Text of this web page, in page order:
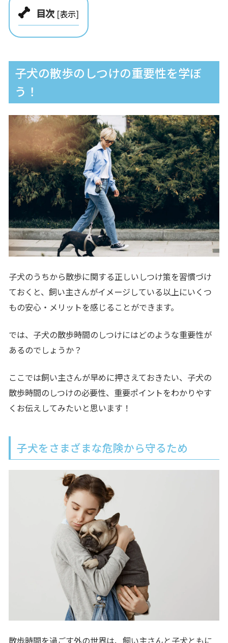
目次 [表示]
子犬の散歩のしつけの重要性を学ぼ
う！
子犬のうちから散歩に関する正しいしつけ策を習慣づけ
ておくと、飼い主さんがイメージしている以上にいくつ
もの安心・メリットを感じることができます。
では、子犬の散歩時間のしつけにはどのような重要性が
あるのでしょうか？
ここでは飼い主さんが早めに押さえておきたい、子犬の
散歩時間のしつけの必要性、重要ポイントをわかりやす
くお伝えしてみたいと思います！
子犬をさまざまな危険から守るため
散歩時間を過ごす外の世界は、飼い主さんと子犬ともに